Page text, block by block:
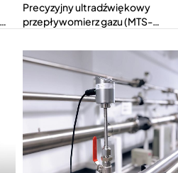
Precyzyjny ultradźwiękowy
przepływomierz gazu (MTS-